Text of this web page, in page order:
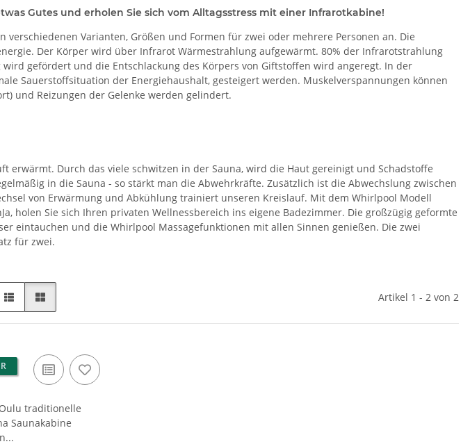
Gutes und erholen Sie sich vom Alltagsstress mit einer Infrarotkabine!
Varianten, Größen und Formen für zwei oder mehrere Personen an. Die
Der Körper wird über Infrarot Wärmestrahlung aufgewärmt. 80% der Infrarotstrahlung
gefördert und die Entschlackung des Körpers von Giftstoffen wird angeregt. In der
Sauerstoffsituation der Energiehaushalt, gesteigert werden. Muskelverspannungen können
und Reizungen der Gelenke werden gelindert.
erwärmt. Durch das viele schwitzen in der Sauna, wird die Haut gereinigt und Schadstoffe
in die Sauna - so stärkt man die Abwehrkräfte. Zusätzlich ist die Abwechslung zwischen
von Erwärmung und Abkühlung trainiert unseren Kreislauf. Mit dem Whirlpool Modell
holen Sie sich Ihren privaten Wellnessbereich ins eigene Badezimmer. Die großzügig geformte
eintauchen und die Whirlpool Massagefunktionen mit allen Sinnen genießen. Die zwei
für zwei.
Artikel 1 - 2 von 2